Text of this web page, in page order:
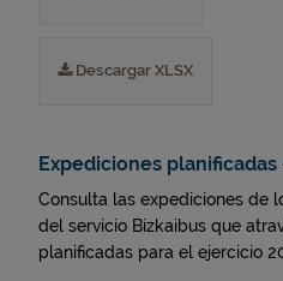
Descargar XLSX
Expediciones planificadas
Consulta las expediciones de
del servicio Bizkaibus que
planificadas para el ejercicio